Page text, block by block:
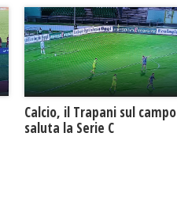
Calcio, il Trapani sul campo
saluta la Serie C